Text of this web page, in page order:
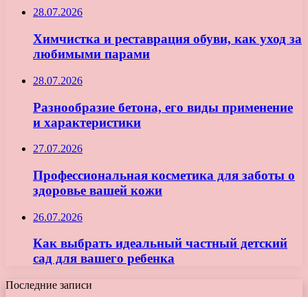
28.07.2026
Химчистка и реставрация обуви, как уход за
любимыми парами
28.07.2026
Разнообразие бетона, его виды применение
и характеристики
27.07.2026
Профессиональная косметика для заботы о
здоровье вашей кожи
26.07.2026
Как выбрать идеальный частный детский
сад для вашего ребенка
Последние записи